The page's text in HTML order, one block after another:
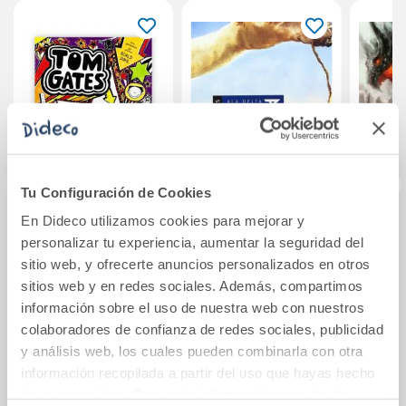
Tu Configuración de Cookies
En Dideco utilizamos cookies para mejorar y
personalizar tu experiencia, aumentar la seguridad del
sitio web, y ofrecerte anuncios personalizados en otros
sitios web y en redes sociales. Además, compartimos
información sobre el uso de nuestra web con nuestros
colaboradores de confianza de redes sociales, publicidad
y análisis web, los cuales pueden combinarla con otra
información recopilada a partir del uso que hayas hecho
Tom Gates: Todo
es genial (y
bestial)
16,95€
Comprar
La rosa del
desierto
12,20€
Comprar